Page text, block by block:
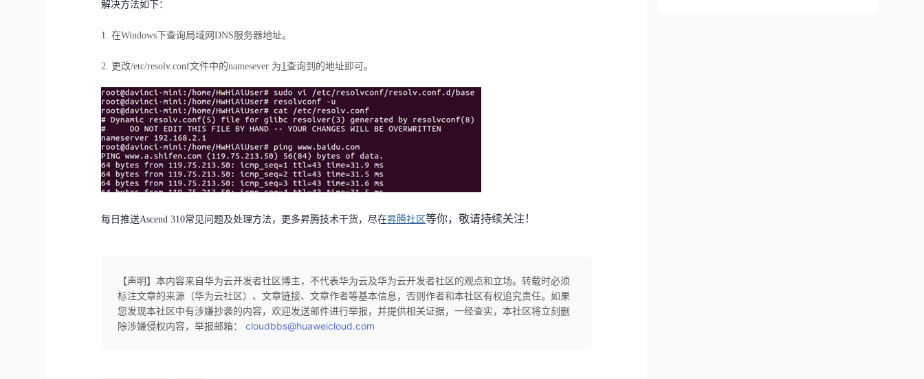
解决方法如下：
1. 在Windows下查询局域网DNS服务器地址。
2. 更改/etc/resolv.conf文件中的namesever 为1查询到的地址即可。
每日推送Ascend 310常见问题及处理方法，更多昇腾技术干货，尽在昇腾社区等你，敬请持续关注 ！
【声明】本内容来自华为云开发者社区博主，不代表华为云及华为云开发者社区的观点和立场。转载时必须
标注文章的来源（华为云社区）、文章链接、文章作者等基本信息，否则作者和本社区有权追究责任。如果
您发现本社区中有涉嫌抄袭的内容，欢迎发送邮件进行举报，并提供相关证据，一经查实，本社区将立刻删
除涉嫌侵权内容，举报邮箱：cloudbbs@huaweicloud.com